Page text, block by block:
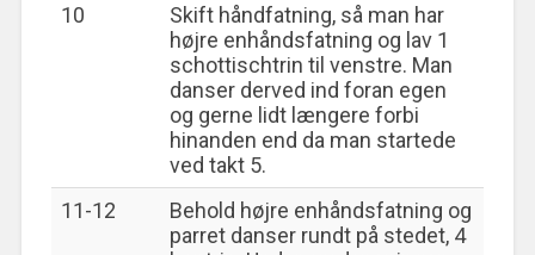
10
Skift håndfatning, så man har
højre enhåndsfatning og lav 1
schottischtrin til venstre. Man
danser derved ind foran egen
og gerne lidt længere forbi
hinanden end da man startede
ved takt 5.
11-12
Behold højre enhåndsfatning og
parret danser rundt på stedet, 4